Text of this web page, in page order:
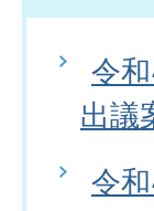
令
出議
令